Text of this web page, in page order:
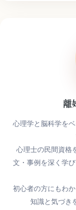
離
心理学と脳科学を
心理士の民間資格
文・事例を深く学
初心者の方にもわ
知識と気づき